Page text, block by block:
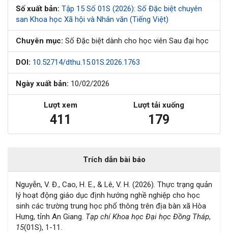
bên
bài
viết
Số xuất bản: Tập 15 Số 01S (2026): Số Đặc biệt chuyên
san Khoa học Xã hội và Nhân văn (Tiếng Việt)
Chuyên mục: Số Đặc biệt dành cho học viên Sau đại học
DOI: 10.52714/dthu.15.01S.2026.1763
Ngày xuất bản: 10/02/2026
Lượt xem
411
Lượt tải xuống
179
Trích dẫn bài báo
Nguyễn, V. Đ., Cao, H. E., & Lê, V. H. (2026). Thực trạng quản
lý hoạt động giáo dục định hướng nghề nghiệp cho học
sinh các trường trung học phổ thông trên địa bàn xã Hòa
Hưng, tỉnh An Giang. Tạp chí Khoa học Đại học Đồng Tháp,
15(01S), 1-11.